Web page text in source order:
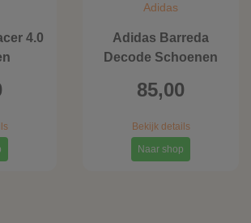
4.0
Adidas
Adidas Barreda
Decode Schoenen
85,00
Bekijk details
Naar shop